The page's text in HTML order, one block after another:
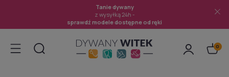
Tanie dywany
z wysyłką 24h -
sprawdź modele dostępne od ręki